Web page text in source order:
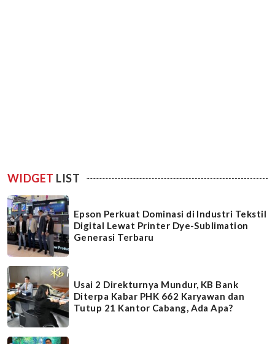
WIDGET LIST
Epson Perkuat Dominasi di Industri Tekstil
Digital Lewat Printer Dye-Sublimation
Generasi Terbaru
Usai 2 Direkturnya Mundur, KB Bank
Diterpa Kabar PHK 662 Karyawan dan
Tutup 21 Kantor Cabang, Ada Apa?